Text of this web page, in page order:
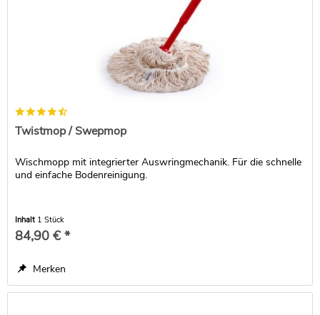
Twistmop / Swepmop
Wischmopp mit integrierter Auswringmechanik. Für die schnelle
und einfache Bodenreinigung.
Inhalt 1 Stück
84,90 € *
Merken